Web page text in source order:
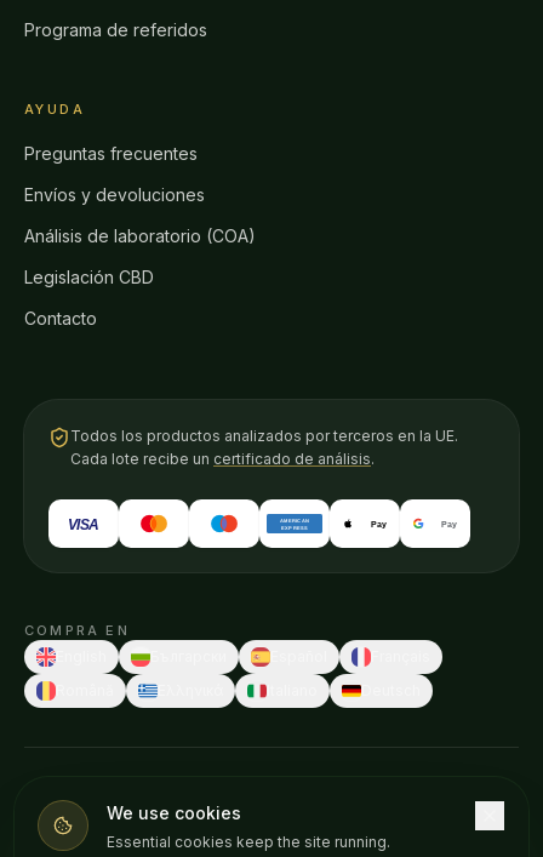
Programa de referidos
AYUDA
Preguntas frecuentes
Envíos y devoluciones
Análisis de laboratorio (COA)
Legislación CBD
Contacto
Todos los productos analizados por terceros en la UE.
Cada lote recibe un certificado de análisis.
VISA AMERICAN
EXPRESS Pay Pay
COMPRA EN
Estas declaraciones no han sido evaluadas por ninguna autoridad
We use cookies
Essential cookies keep the site running.